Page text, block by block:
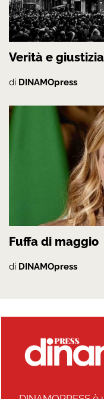
Verità e
di DINAMOpress
Fuffa di maggio
di DINAMOpress